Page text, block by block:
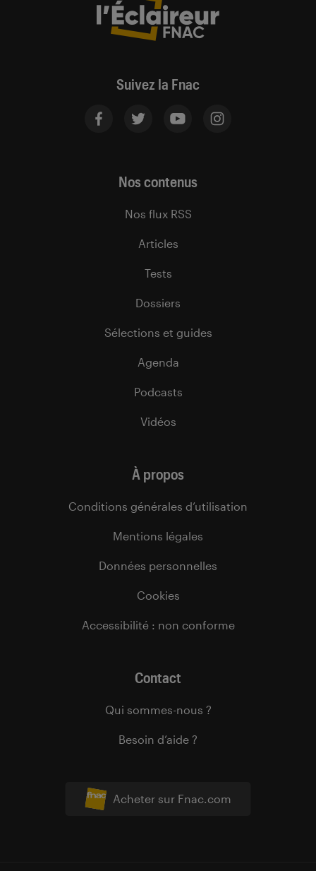
Suivez la Fnac
Acheter sur Fnac.com
Nos contenus
Nos flux RSS
Articles
Tests
Dossiers
Sélections et guides
Agenda
Podcasts
Vidéos
À propos
Conditions générales d’utilisation
Mentions légales
Données personnelles
Cookies
Accessibilité : non conforme
Contact
Qui sommes-nous ?
Besoin d’aide ?